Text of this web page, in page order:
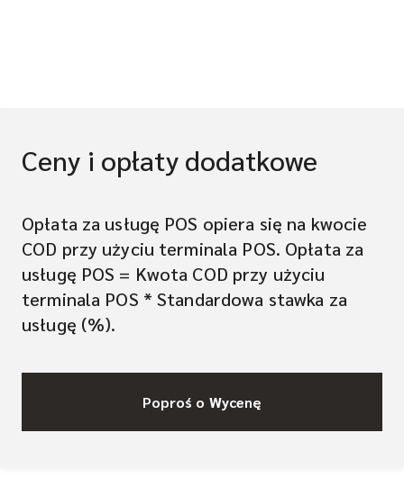
Ceny i opłaty dodatkowe
Opłata za usługę POS opiera się na kwocie
COD przy użyciu terminala POS. Opłata za
usługę POS = Kwota COD przy użyciu
terminala POS * Standardowa stawka za
usługę (%).
Poproś o Wycenę